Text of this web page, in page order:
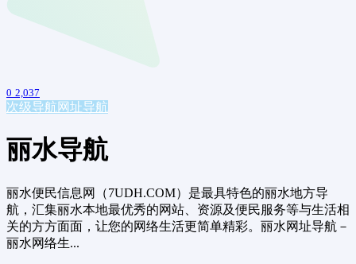
0 2,037
次级导航 网址导航
丽水导航
丽水便民信息网（7UDH.COM）是最具特色的丽水地方导
航，汇集丽水本地最优秀的网站、资源及便民服务等与生活相
关的方方面面，让您的网络生活更简单精彩。丽水网址导航－
丽水网络生...